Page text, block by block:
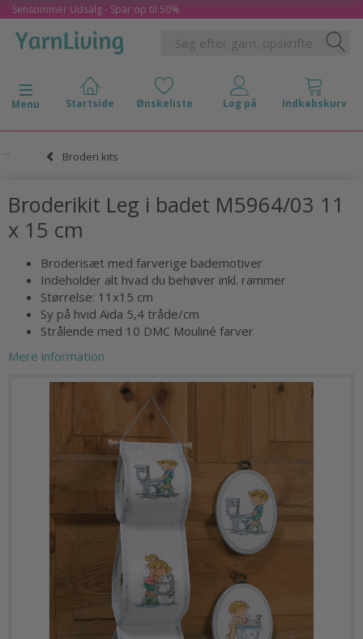
Sensommer Udsalg - Spar op til 50%
Skifte navigation
Menu
Broderi kits
Broderikit Leg i badet M5964/03 11
x 15 cm
Broderisæt med farverige bademotiver
Indeholder alt hvad du behøver inkl. rammer
Størrelse: 11x15 cm
Sy på hvid Aida 5,4 tråde/cm
Strålende med 10 DMC Mouliné farver
Mere information